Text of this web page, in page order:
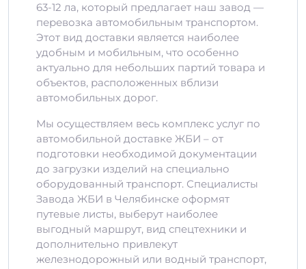
63-12 ла, который предлагает наш завод —
перевозка автомобильным транспортом.
Этот вид доставки является наиболее
удобным и мобильным, что особенно
актуально для небольших партий товара и
объектов, расположенных вблизи
автомобильных дорог.
Мы осуществляем весь комплекс услуг по
автомобильной доставке ЖБИ – от
подготовки необходимой документации
до загрузки изделий на специально
оборудованный транспорт. Специалисты
Завода ЖБИ в Челябинске оформят
путевые листы, выберут наиболее
выгодный маршрут, вид спецтехники и
дополнительно привлекут
железнодорожный или водный транспорт,